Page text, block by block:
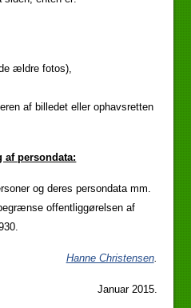
ældre fotos),
af billedet eller ophavsretten
persondata:
og deres persondata mm.
offentliggørelsen af
Hanne Christensen.
Januar 2015.